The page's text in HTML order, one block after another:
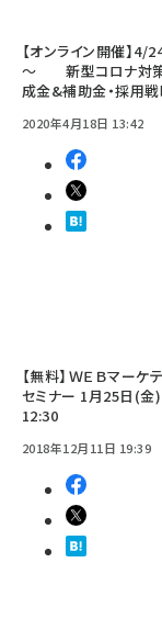
【オンライン開催】4/
～ 新型コロナ対策
成金&補助金・採用
2020年4月18日 13:42
【無料】ＷＥＢマーケ
セミナー 1月25日(金
12:30
2018年12月11日 19:39